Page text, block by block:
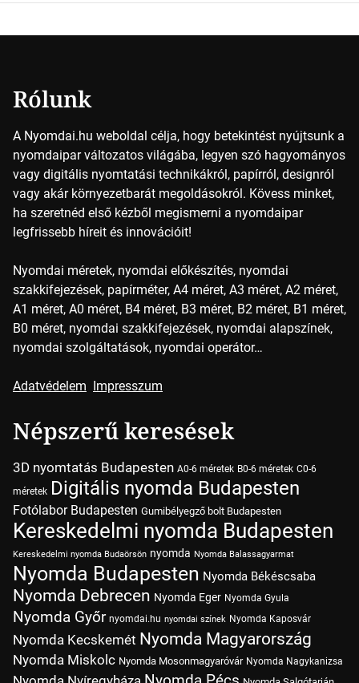
Rólunk
A Nyomdai.hu weboldal célja, hogy betekintést nyújtsunk a
nyomdaipar változatos világába, legyen szó hagyományos
vagy digitális nyomtatási technikákról, papírról, designról
vagy akár környezetbarát megoldásokról. Kövess minket,
ha szeretnéd első kézből megismerni a nyomdaipar
legfrissebb híreit és innovációit!
Nyomdai méretek, nyomdai előkészítés, nyomdai
szakkifejezések, papírméter, A4 méret, A3 méret, A2 méret,
A1 méret, A0 méret, B4 méret, B3 méret, B2 méret, B1 méret,
B0 méret, nyomdai szakkifejezések, nyomdai alapszínek,
nyomdai szolgáltatások, nyomdai operátor…
Adatvédelem Impresszum
Népszerű keresések
3D nyomtatás Budapesten A0-6 méretek B0-6 méretek C0-6
méretek Digitális nyomda Budapesten
Fotólabor Budapesten Gumibélyegző bolt Budapesten
Kereskedelmi nyomda Budapesten
Kereskedelmi nyomda Budaörsön nyomda Nyomda Balassagyarmat
Nyomda Budapesten Nyomda Békéscsaba
Nyomda Debrecen Nyomda Eger Nyomda Gyula
Nyomda Győr nyomdai.hu nyomdai színek Nyomda Kaposvár
Nyomda Kecskemét Nyomda Magyarország
Nyomda Miskolc Nyomda Mosonmagyaróvár Nyomda Nagykanizsa